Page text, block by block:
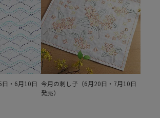
・6月10日 今月の刺し子（6月20日・7月10日
発売）